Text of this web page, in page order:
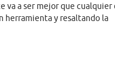
va a ser mejor que cualquier
herramienta y resaltando la